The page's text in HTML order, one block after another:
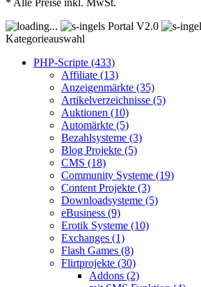
Kategorieauswahl
PHP-Scripte (433)
Affiliate (13)
Anzeigenmärkte (35)
Artikelverzeichnisse (5)
Auktionen (10)
Automärkte (5)
Bezahlsysteme (3)
Blog Projekte (5)
CMS (18)
Community Systeme (19)
Content Projekte (3)
Downloadsysteme (5)
eBusiness (9)
Erotik Systeme (10)
Exchanges (1)
Flash Games (8)
Flirtprojekte (30)
Addons (2)